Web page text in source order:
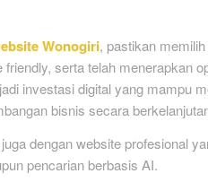
Wonogiri, pastikan
serta telah menerapkan
investasi digital yang mampu
bisnis secara
dengan website profesional
pencarian berbasis AI.